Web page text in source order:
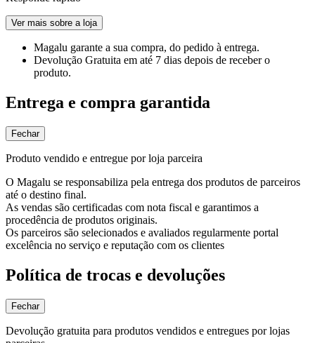
Ver mais sobre a loja
Magalu garante a sua compra, do pedido à entrega.
Devolução Gratuita em até 7 dias depois de receber o
produto.
Entrega e compra garantida
Fechar
Produto vendido e entregue por loja parceira
O Magalu se responsabiliza pela entrega dos produtos de parceiros
até o destino final.
As vendas são certificadas com nota fiscal e garantimos a
procedência de produtos originais.
Os parceiros são selecionados e avaliados regularmente portal
excelência no serviço e reputação com os clientes
Política de trocas e devoluções
Fechar
Devolução gratuita para produtos vendidos e entregues por lojas